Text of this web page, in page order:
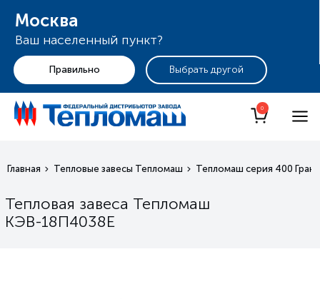
Москва
Ваш населенный пункт?
+7 (495) 255-19-29
0
Главная Тепловые завесы Тепломаш Тепломаш серия 400
Тепловая завеса Тепломаш
КЭВ-18П4038Е